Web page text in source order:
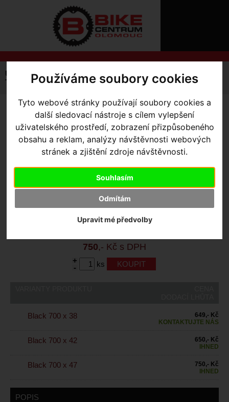
Používáme soubory cookies
Tyto webové stránky používají soubory cookies a
další sledovací nástroje s cílem vylepšení
uživatelského prostředí, zobrazení přizpůsobeného
obsahu a reklam, analýzy návštěvnosti webových
stránek a zjištění zdroje návštěvnosti.
Souhlasím
Odmítám
Upravit mé předvolby
O
SLUŽBY
ZTRATILI
Úvodní strana Komponenty
Trekové - Gravelové
plášť Specialized Trigger Sport Reflect
PLÁŠŤ SPECIALIZED
TRIGGER SPORT REFLECT-
Black 700 x 47
Výrobce:
Specialized
00018-4132
Skladem:
Ano, v Olomouci
IHNED
750,- Kč s DPH
+
-
ks
Black 700 x 38
649,- Kč
KONTAKTUJTE NÁS
Black 700 x 42
650,- Kč
IHNED
Black 700 x 47
750,- Kč
IHNED
POPIS